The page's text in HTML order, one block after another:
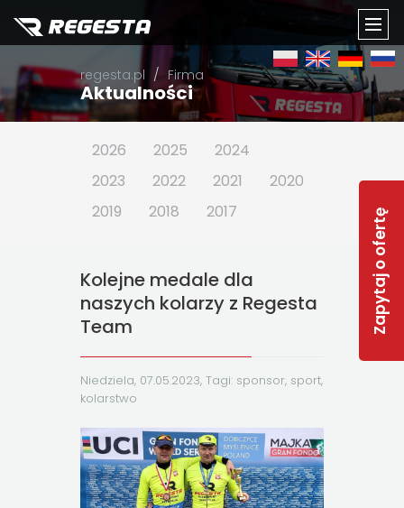
Zapytaj o ofertę
regesta.pl Firma
Aktualności
2026 2025
2024
2023
2022 2021
2020
2019
2018 2017
Kolejne medale dla
naszych kolarzy z Regesta
Team
Niedziela, 07.05.2023, Tagi: sponsor, sport,
kolarstwo